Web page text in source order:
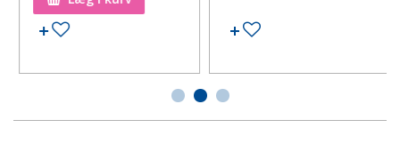
Tilføj til ønskeseddel
Tilføj til ønskeseddel